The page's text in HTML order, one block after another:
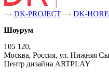
DK-PROJECT
DK-
Шоурум
105 120,
Москва, Россия, ул. Нижняя
Центр дизайна ARTPLAY